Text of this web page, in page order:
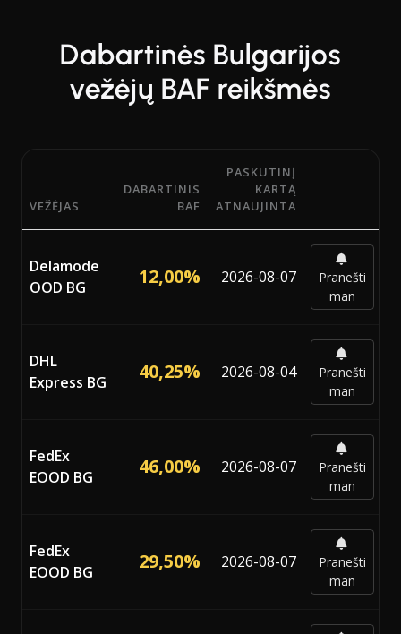
Dabartinės Bulgarijos
vežėjų BAF reikšmės
Dabartiniai BAF (Bunker Adjustment Factor) procentai
VEŽĖJAS
DABARTINIS
BAF
PASKUTINĮ
KARTĄ
ATNAUJINTA
Delamode
OOD BG
12,00% 2026-08-07
Pranešti
man
DHL
Express BG
40,25% 2026-08-04
Pranešti
man
FedEx
EOOD BG
46,00% 2026-08-07
Pranešti
man
FedEx
EOOD BG
29,50% 2026-08-07
Pranešti
man